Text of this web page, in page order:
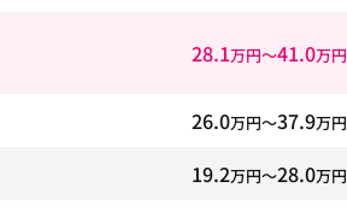
28.1万円〜41.0万円
26.0万円〜37.9万円
19.2万円〜28.0万円